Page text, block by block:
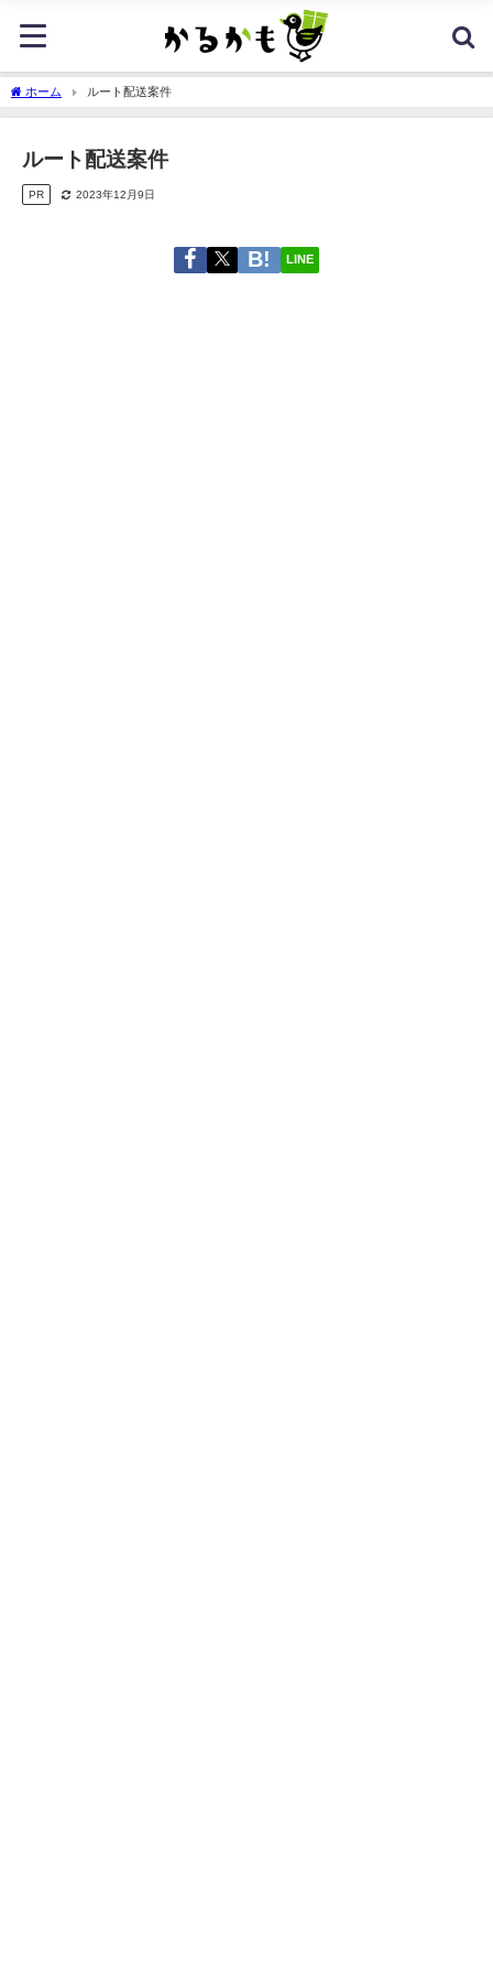
ホーム ルート配送案件
ルート配送案件
PR 2023年12月9日
LINE